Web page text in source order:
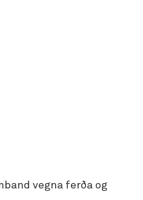
vegna ferða og